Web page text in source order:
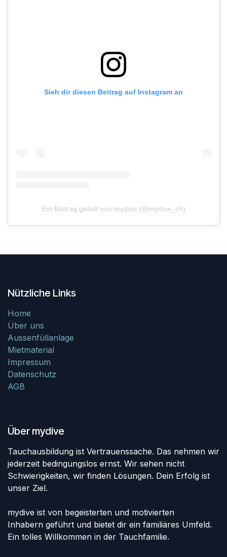
Sieh dir diesen Beitrag auf Instagram an
Ein Beitrag geteilt von mydive (@mydive_ch)
Nützliche Links
Home
Über uns
Aussenfüllanlage
Mietmaterial
Impressum
Datenschutz
AGB
Über mydive
Tauchausbildung ist Vertrauenssache. Das nehmen wir
jederzeit bedingungslos ernst. Wir sehen nicht
Schwierigkeiten, wir finden Lösungen. Dein Erfolg ist
unser Ziel.
mydive ist von begeisterten und motivierten
Inhabern geführt und bietet dir ein familiäres Umfeld.
Ein tolles Willkommen in der Tauchfamilie.